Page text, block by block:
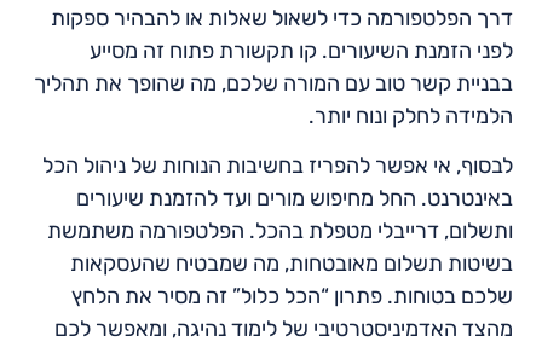
דרך הפלטפורמה כדי לשאול שאלות או להבהיר ספקות
לפני הזמנת השיעורים. קו תקשורת פתוח זה מסייע
בבניית קשר טוב עם המורה שלכם, מה שהופך את תהליך
הלמידה לחלק ונוח יותר.
לבסוף, אי אפשר להפריז בחשיבות הנוחות של ניהול הכל
באינטרנט. החל מחיפוש מורים ועד להזמנת שיעורים
ותשלום, דרייבלי מטפלת בהכל. הפלטפורמה משתמשת
בשיטות תשלום מאובטחות, מה שמבטיח שהעסקאות
שלכם בטוחות. פתרון “הכל כלול” זה מסיר את הלחץ
מהצד האדמיניסטרטיבי של לימוד נהיגה, ומאפשר לכם